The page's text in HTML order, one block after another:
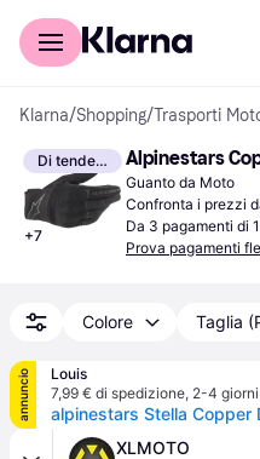
Per il tuo shopping
Klarna/Shopping/Trasporti
Di tendenza
+7
Alpinestars
Guanto da Moto
Confronta i prezzi
Da 3 pagamenti di
Prova pagamenti
Colore Taglia
annuncio
Louis
7,99 € di spedizione, 2-4 giorni
XLMOTO